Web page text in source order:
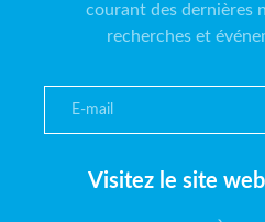
courant des dernières
recherches et
Visitez le site